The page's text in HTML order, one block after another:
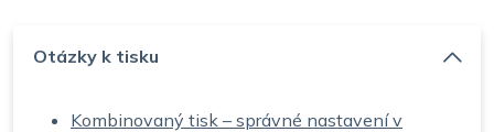
Otázky k tisku
Kombinovaný tisk – správné nastavení v